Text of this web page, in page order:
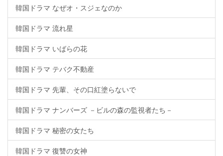
韓国ドラマ なぜオ・スジェなのか
韓国ドラマ 流れ星
韓国ドラマ いばらの花
韓国ドラマ テバク不動産
韓国ドラマ 先輩、その口紅塗らないで
韓国ドラマ ナンバーズ －ビルの森の監視者たち－
韓国ドラマ 秘密の女たち
韓国ドラマ 復讐の女神